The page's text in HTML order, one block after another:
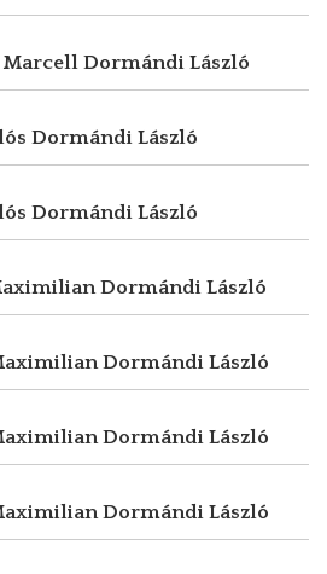
Marcell Dormándi László
Dormándi László
Dormándi László
Dormándi László
Dormándi László
Dormándi László
Dormándi László